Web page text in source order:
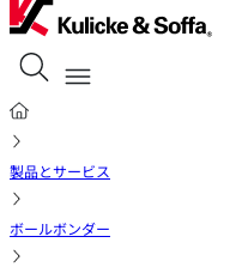
製品とサービス
ボールボンダー